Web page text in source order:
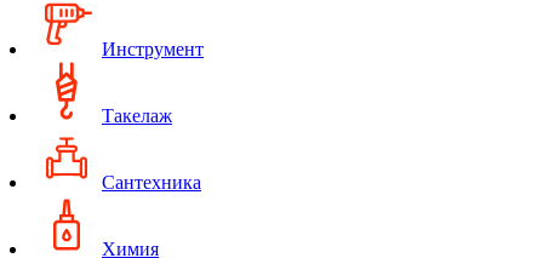
Инструмент
Такелаж
Сантехника
Химия